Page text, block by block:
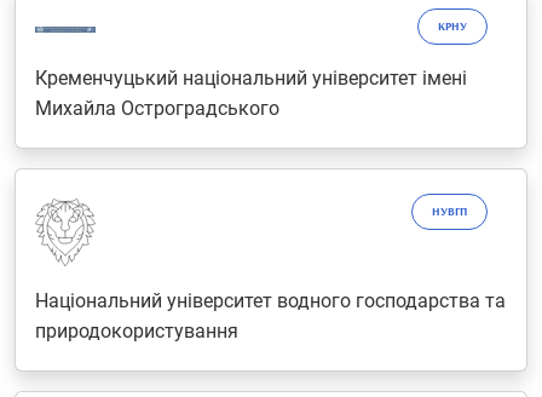
КРНУ
Кременчуцький національний університет імені
Михайла Остроградського
НУВГП
Національний університет водного господарства та
природокористування